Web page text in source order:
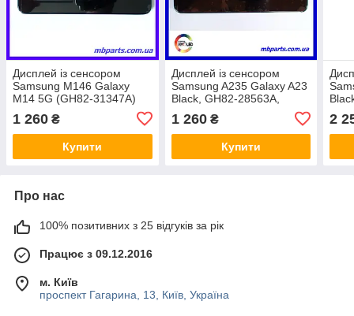
Дисплей із сенсором
Samsung M146 Galaxy
M14 5G (GH82-31347A)
складі з рамкою!
1 260 ₴
Купити
Дисплей із сенсором
Samsung A235 Galaxy A23
Black, GH82-28563A,
сервісний оригінал у зборі
з рамкою!
1 260₴
Купити
2
Про нас
100% позитивних з 25 відгуків за рік
Працює з 09.12.2016
м. Київ
проспект Гагарина, 13, Київ, Україна